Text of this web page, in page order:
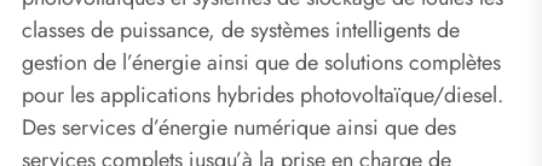
classes de puissance, de systèmes intelligents de
gestion de l’énergie ainsi que de solutions complètes
pour les applications hybrides photovoltaïque/diesel.
Des services d’énergie numérique ainsi que des